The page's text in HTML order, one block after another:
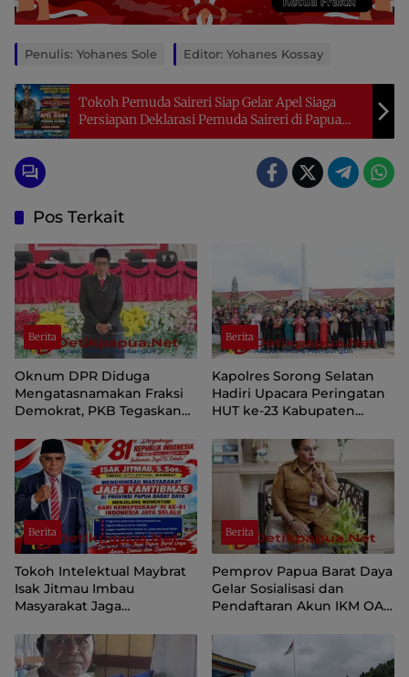
Penulis: Yohanes Sole Editor: Yohanes Kossay
Tokoh Pemuda Saireri Siap Gelar Apel Siaga
Persiapan Deklarasi Pemuda Saireri di Papua
Barat Daya
Pos Terkait
Berita
Oknum DPR Diduga
Mengatasnamakan Fraksi
Demokrat, PKB Tegaskan
Papua Pegunungan
Berita
Kapolres Sorong Selatan
Hadiri Upacara Peringatan
HUT ke-23 Kabupaten
Berita
Tokoh Intelektual Maybrat
Isak Jitmau Imbau
Masyarakat Jaga
81 Kemerdekaan RI
Berita
Pemprov Papua Barat Daya
Gelar Sosialisasi dan
Pendaftaran Akun IKM OAP